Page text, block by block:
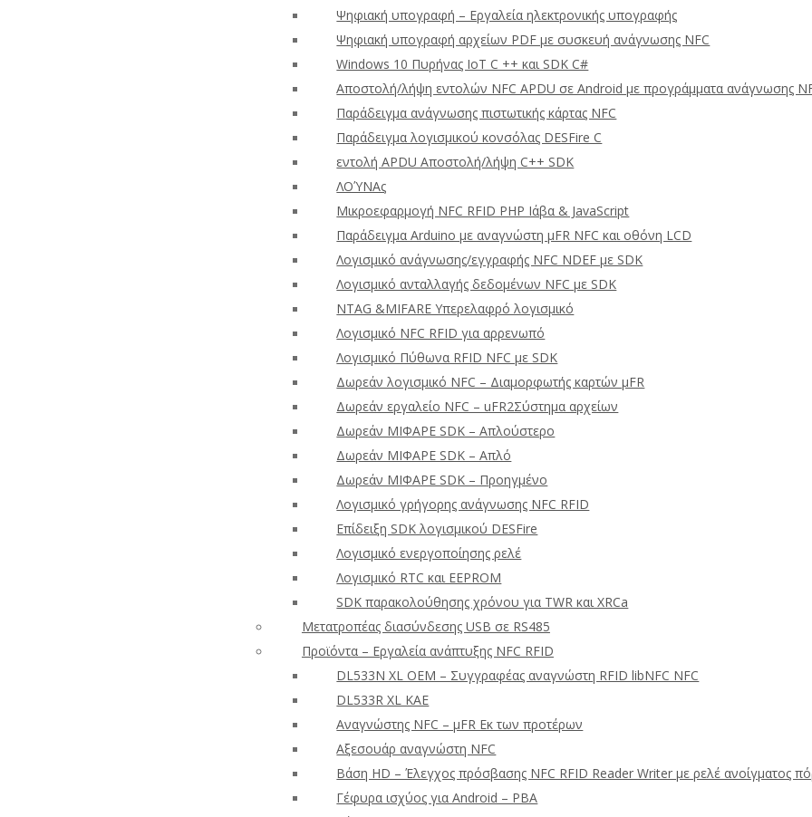
Ψηφιακή υπογραφή – Εργαλεία ηλεκτρονικής υπογραφής
Ψηφιακή υπογραφή αρχείων PDF με συσκευή ανάγνωσης NFC
Windows 10 Πυρήνας IoT C ++ και SDK C#
Αποστολή/λήψη εντολών NFC APDU σε Android με προγράμματα ανάγνωσης
Παράδειγμα ανάγνωσης πιστωτικής κάρτας NFC
Παράδειγμα λογισμικού κονσόλας DESFire C
εντολή APDU Αποστολή/λήψη C++ SDK
ΛΟΎΝΑς
Μικροεφαρμογή NFC RFID PHP Ιάβα & JavaScript
Παράδειγμα Arduino με αναγνώστη μFR NFC και οθόνη LCD
Λογισμικό ανάγνωσης/εγγραφής NFC NDEF με SDK
Λογισμικό ανταλλαγής δεδομένων NFC με SDK
NTAG &MIFARE Υπερελαφρό λογισμικό
Λογισμικό NFC RFID για αρρενωπό
Λογισμικό Πύθωνα RFID NFC με SDK
Δωρεάν λογισμικό NFC – Διαμορφωτής καρτών μFR
Δωρεάν εργαλείο NFC – uFR2Σύστημα αρχείων
Δωρεάν ΜΙΦΑΡΕ SDK – Απλούστερο
Δωρεάν ΜΙΦΑΡΕ SDK – Απλό
Δωρεάν ΜΙΦΑΡΕ SDK – Προηγμένο
Λογισμικό γρήγορης ανάγνωσης NFC RFID
Επίδειξη SDK λογισμικού DESFire
Λογισμικό ενεργοποίησης ρελέ
Λογισμικό RTC και EEPROM
SDK παρακολούθησης χρόνου για TWR και XRCa
Μετατροπέας διασύνδεσης USB σε RS485
Προϊόντα – Εργαλεία ανάπτυξης NFC RFID
DL533N XL OEM – Συγγραφέας αναγνώστη RFID libNFC NFC
DL533R XL ΚΑΕ
Αναγνώστης NFC – μFR Εκ των προτέρων
Αξεσουάρ αναγνώστη NFC
Βάση HD – Έλεγχος πρόσβασης NFC RFID Reader Writer με ρελέ ανοίγματος
Γέφυρα ισχύος για Android – PBA